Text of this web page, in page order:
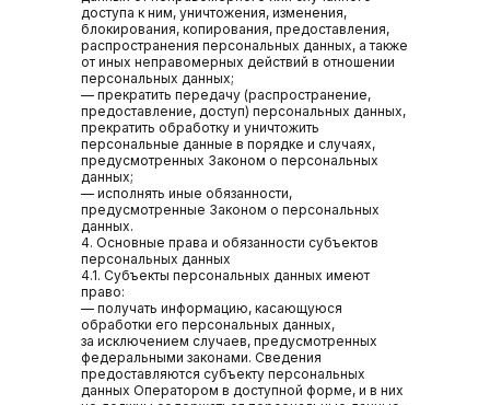
доступа к ним, уничтожения, изменения,
блокирования, копирования, предоставления,
распространения персональных данных, а также
от иных неправомерных действий в отношении
персональных данных;
— прекратить передачу (распространение,
предоставление, доступ) персональных данных,
прекратить обработку и уничтожить
персональные данные в порядке и случаях,
предусмотренных Законом о персональных
данных;
— исполнять иные обязанности,
предусмотренные Законом о персональных
данных.
4. Основные права и обязанности субъектов
персональных данных
4.1. Субъекты персональных данных имеют
право:
— получать информацию, касающуюся
обработки его персональных данных,
за исключением случаев, предусмотренных
федеральными законами. Сведения
предоставляются субъекту персональных
данных Оператором в доступной форме, и в них